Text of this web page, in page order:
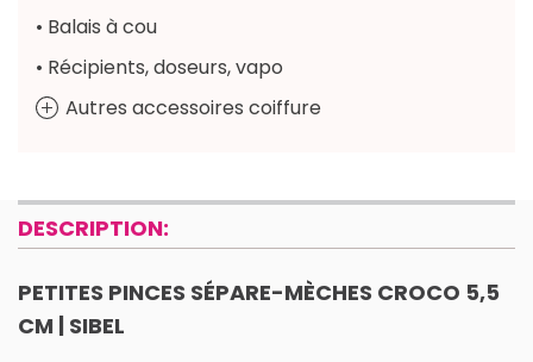
• Balais à cou
• Récipients, doseurs, vapo
Autres accessoires coiffure
DESCRIPTION:
PETITES PINCES SÉPARE-MÈCHES CROCO 5,5
CM | SIBEL